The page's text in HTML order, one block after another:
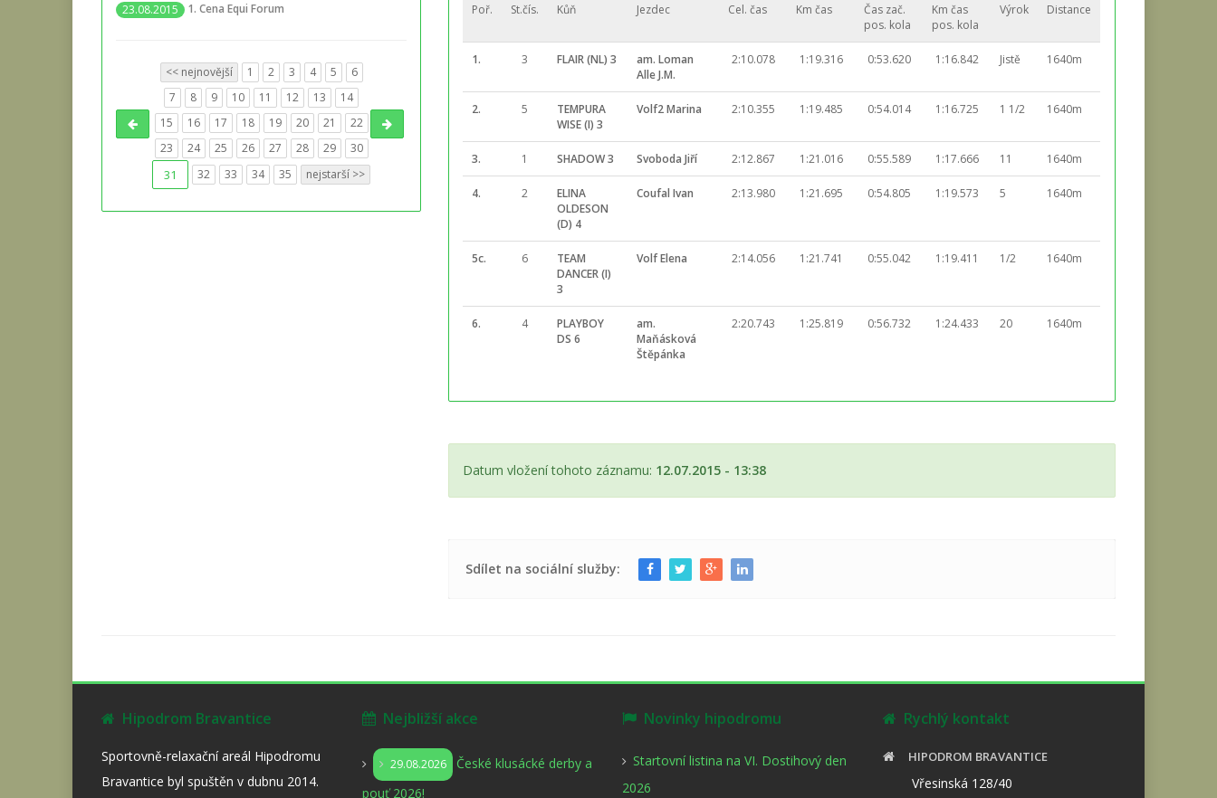
Poř. St.čís. Kůň Jezdec Cel. čas Km čas
Čas zač.
pos. kola
Km čas
pos. kola
Výrok Distance
1. 3 FLAIR (NL) 3
am. Loman
Alle J.M.
2:10.078 1:19.316 0:53.620 1:16.842 Jistě 1640m
2. 5
TEMPURA
WISE (I) 3
Volf2 Marina 2:10.355 1:19.485 0:54.014 1:16.725 1 1/2 1640m
3. 1 SHADOW 3 Svoboda Jiří 2:12.867 1:21.016 0:55.589 1:17.666 11 1640m
4. 2
ELINA
OLDESON
(D) 4
Coufal Ivan 2:13.980 1:21.695 0:54.805 1:19.573 5 1640m
5c. 6
TEAM
DANCER (I)
3
Volf Elena 2:14.056 1:21.741 0:55.042 1:19.411 1/2 1640m
6. 4
PLAYBOY
DS 6
am.
Maňásková
Štěpánka
2:20.743 1:25.819 0:56.732 1:24.433 20 1640m
Datum vložení tohoto záznamu: 12.07.2015 - 13:38
Sdílet na sociální služby:
23.08.2015
1. Cena Equi Forum
<< nejnovější 1 2 3 4 5
6
7
8 9 10 11 12 13
14
15
16 17 18 19 20 21
22
23
24 25 26 27 28 29 30
31 32 33 34 35 nejstarší >>
Hipodrom Bravantice
Sportovně-relaxační areál Hipodromu
Bravantice byl spuštěn v dubnu 2014.
Nejbližší akce
29.08.2026
České klusácké derby a
pouť 2026!
Novinky hipodromu
Startovní listina na VI. Dostihový den
2026
Rychlý kontakt
HIPODROM BRAVANTICE
Vřesinská 128/40